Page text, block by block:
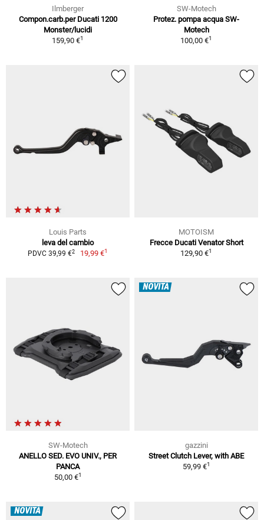
Ilmberger
Compon.carb.per Ducati 1200
Monster/lucidi
159,90 €1
SW-Motech
Protez. pompa acqua SW-
Motech
100,00 €1
Louis Parts
leva del cambio
PDVC 39,99 €2 19,99 €1
MOTOISM
Frecce Ducati Venator Short
129,90 €1
SW-Motech
ANELLO SED. EVO UNIV., PER
PANCA
50,00 €1
NOVITÀ
gazzini
Street Clutch Lever, with ABE
59,99 €1
NOVITÀ